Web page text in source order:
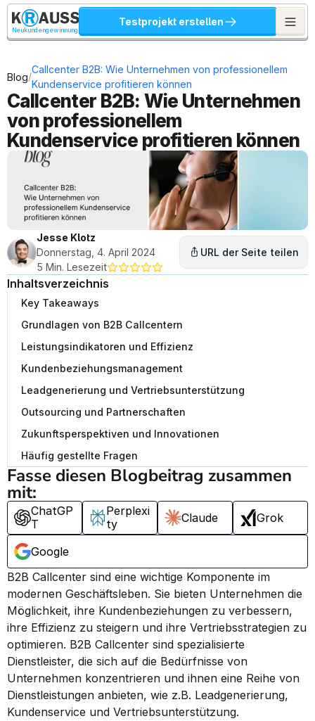
Neukundengewinnung
Testprojekt erstellen
Blog/
Callcenter B2B: Wie Unternehmen von professionellem
Kundenservice profitieren können
Callcenter B2B: Wie Unternehmen
von professionellem
Kundenservice profitieren können
Jesse Klotz
Donnerstag, 4. April 2024
5 Min. Lesezeit
URL der Seite teilen
Inhaltsverzeichnis
Key Takeaways
Grundlagen von B2B Callcentern
Leistungsindikatoren und Effizienz
Kundenbeziehungsmanagement
Leadgenerierung und Vertriebsunterstützung
Outsourcing und Partnerschaften
Zukunftsperspektiven und Innovationen
Häufig gestellte Fragen
Fasse diesen Blogbeitrag zusammen
mit:
ChatGP
T
Perplexi
ty
Claude Grok
Google
B2B Callcenter sind eine wichtige Komponente im
modernen Geschäftsleben. Sie bieten Unternehmen die
Möglichkeit, ihre Kundenbeziehungen zu verbessern,
ihre Effizienz zu steigern und ihre Vertriebsstrategien zu
optimieren. B2B Callcenter sind spezialisierte
Dienstleister, die sich auf die Bedürfnisse von
Unternehmen konzentrieren und ihnen eine Reihe von
Dienstleistungen anbieten, wie z.B. Leadgenerierung,
Kundenservice und Vertriebsunterstützung.